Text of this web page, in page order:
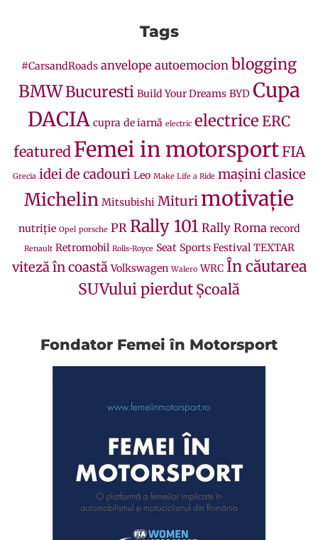
Tags
#CarsandRoads anvelope autoemocionblogging
BMWBucuresti Build Your Dreams BYD Cupa
DACIA cupra de iarnă electric electrice ERC
featured Femei in motorsportFIA
Grecia idei de cadouri Leo Make Life a Ride mașini clasice
Michelin Mitsubishi Mituri motivație
nutriție Opel porsche PR Rally 101 Rally Roma record
Renault Retromobil Rolls-Royce Seat Sports Festival TEXTAR
viteză în coastă Volkswagen Walero WRC În căutarea
SUVului pierdut Școală
Fondator Femei în Motorsport